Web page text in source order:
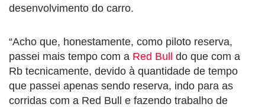
desenvolvimento do carro.
“Acho que, honestamente, como piloto reserva,
passei mais tempo com a Red Bull do que com a
Rb tecnicamente, devido à quantidade de tempo
que passei apenas sendo reserva, indo para as
corridas com a Red Bull e fazendo trabalho de